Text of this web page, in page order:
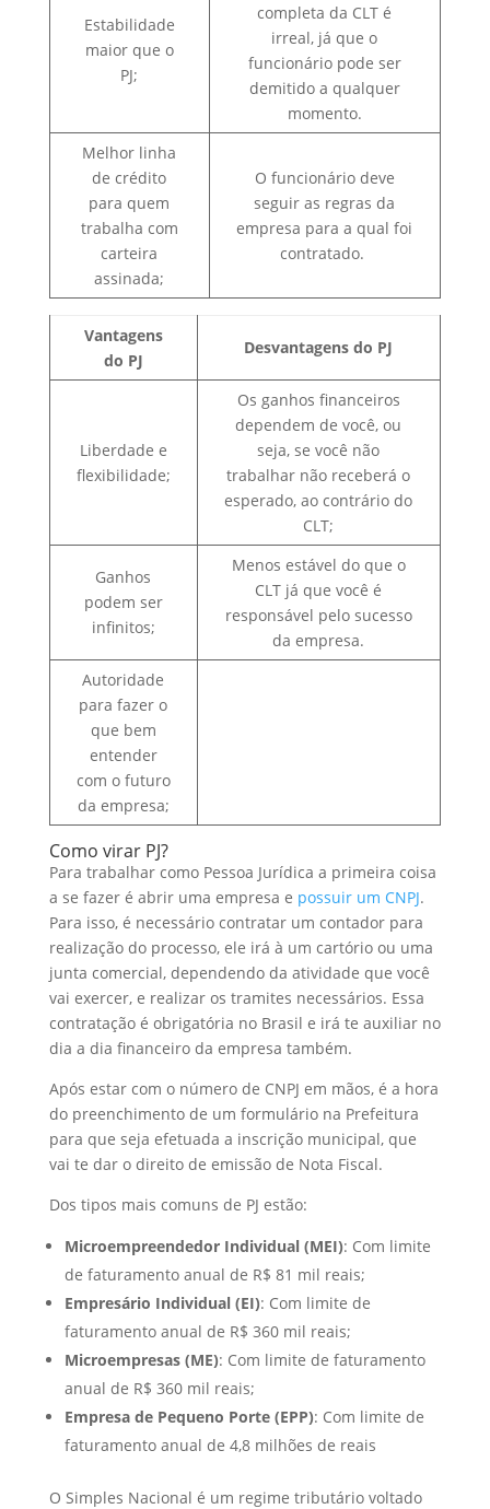
Estabilidade
maior que o
PJ;
completa da CLT é
irreal, já que o
funcionário pode ser
demitido a qualquer
momento.
Melhor linha
de crédito
para quem
trabalha com
carteira
assinada;
O funcionário deve
seguir as regras da
empresa para a qual foi
contratado.
Vantagens
do PJ
Desvantagens do PJ
Liberdade e
flexibilidade;
Os ganhos financeiros
dependem de você, ou
seja, se você não
trabalhar não receberá o
esperado, ao contrário do
CLT;
Ganhos
podem ser
infinitos;
Menos estável do que o
CLT já que você é
responsável pelo sucesso
da empresa.
Autoridade
para fazer o
que bem
entender
com o futuro
da empresa;
Como virar PJ?
Para trabalhar como Pessoa Jurídica a primeira coisa
a se fazer é abrir uma empresa e possuir um CNPJ.
Para isso, é necessário contratar um contador para
realização do processo, ele irá à um cartório ou uma
junta comercial, dependendo da atividade que você
vai exercer, e realizar os tramites necessários. Essa
contratação é obrigatória no Brasil e irá te auxiliar no
dia a dia financeiro da empresa também.
Após estar com o número de CNPJ em mãos, é a hora
do preenchimento de um formulário na Prefeitura
para que seja efetuada a inscrição municipal, que
vai te dar o direito de emissão de Nota Fiscal.
Dos tipos mais comuns de PJ estão:
Microempreendedor Individual (MEI): Com limite
de faturamento anual de R$ 81 mil reais;
Empresário Individual (EI): Com limite de
faturamento anual de R$ 360 mil reais;
Microempresas (ME): Com limite de faturamento
anual de R$ 360 mil reais;
Empresa de Pequeno Porte (EPP): Com limite de
faturamento anual de 4,8 milhões de reais
O Simples Nacional é um regime tributário voltado